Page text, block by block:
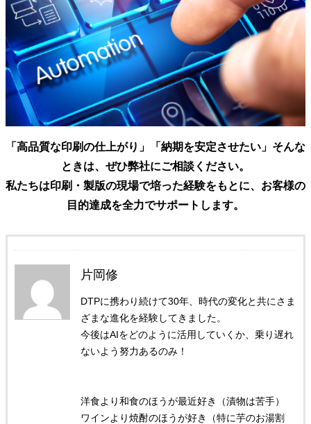
「高品質な印刷の仕上がり」「納期を安定させたい」そんな
ときは、ぜひ弊社にご相談ください。
私たちは印刷・製版の現場で培った経験をもとに、お客様の
目的達成を全力でサポートします。
片岡修
DTPに携わり続けて30年、時代の変化と共にさま
ざまな進化を経験してきました。
今後はAIをどのように活用していくか、乗り遅れ
ないよう努力あるのみ！
洋食より和食のほうが最近好き（漬物は苦手）
ワインより焼酎のほうが好き（特に芋のお湯割